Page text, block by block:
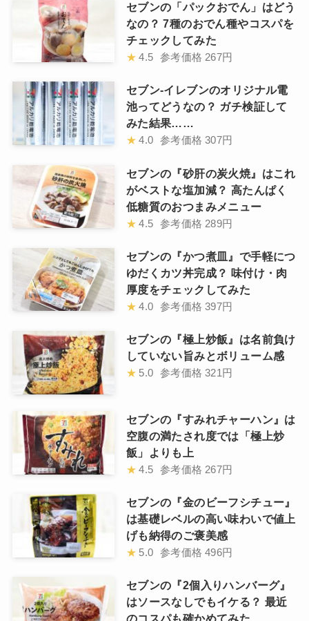
セブンの「パックおでん」はどう
なの？ 7種のおでん種やコスパを
チェックしてみた
★ 4.5 参考価格 267円
セブン-イレブンのオリジナル電
池ってどうなの？ ガチ検証して
みた結果……
★ 4.0 参考価格 307円
セブンの『砂肝の炭火焼』はこれ
がベストな塩加減？ 高たんぱく
低糖質のおつまみメニュー
★ 4.5 参考価格 289円
セブンの『かつ煮皿』で手軽につ
ゆだくカツ丼完成？ 味付け・肉
厚度をチェックしてみた
★ 4.0 参考価格 397円
セブンの『極上炒飯』は名前負け
していない旨みとボリューム感
★ 5.0 参考価格 321円
セブンの『すみれチャーハン』は
空腹の満たされ度では「極上炒
飯」よりも上
★ 4.5 参考価格 267円
セブンの『金のビーフシチュー』
は基礎レベルの高い味わいで値上
げも納得のご褒美感
★ 5.0 参考価格 496円
セブンの『2個入りハンバーグ』
はソースなしでもイケる？ 最近
のコスパも確かめてみた